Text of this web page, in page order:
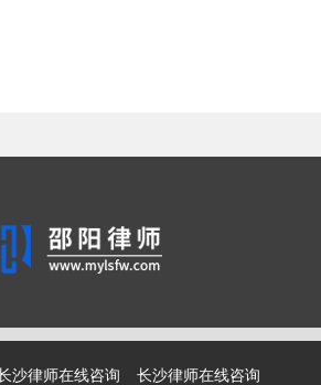
沙律师在线咨询
长沙律师在线咨询